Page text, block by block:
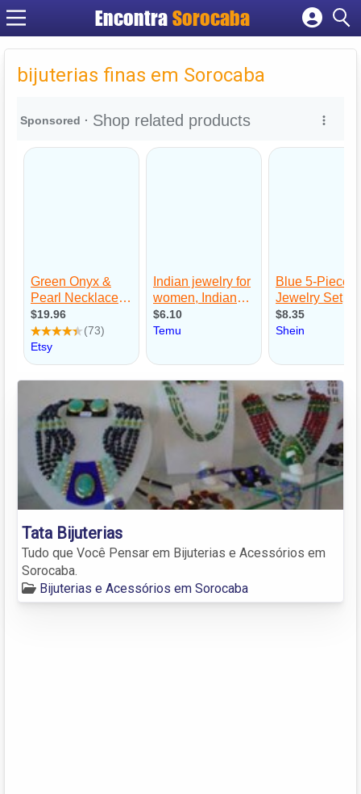
EncontraSorocaba
Cadastrar empresa
Criar conta
bijuterias finas em Sorocaba
Tata Bijuterias
Tudo que Você Pensar em Bijuterias e Acessórios em
Sorocaba.
Bijuterias e Acessórios em Sorocaba